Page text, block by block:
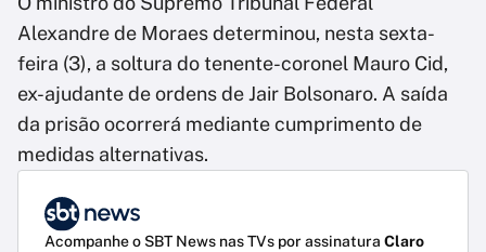
Alexandre de Moraes determinou, nesta sexta-
feira (3), a soltura do tenente-coronel Mauro Cid,
ex-ajudante de ordens de Jair Bolsonaro. A saída
da prisão ocorrerá mediante cumprimento de
medidas alternativas.
Acompanhe o SBT News nas TVs por assinatura Claro